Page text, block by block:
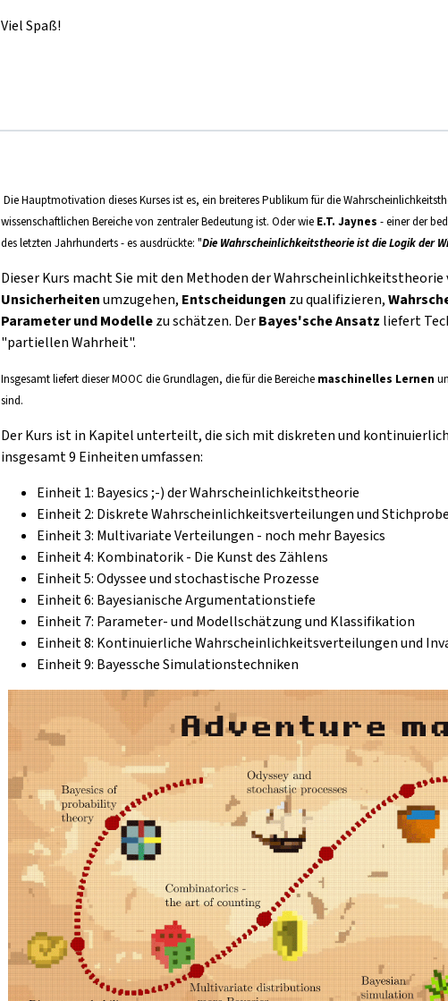
Viel Spaß!
Die Hauptmotivation dieses Kurses ist es, ein breiteres Publikum für die
wissenschaftlichen Bereiche von zentraler Bedeutung ist. Oder wie E.T. Jaynes - einer der
des letzten Jahrhunderts - es ausdrückte: "Die Wahrscheinlichkeitstheorie ist die Logik der
Dieser Kurs macht Sie mit den Methoden der
Unsicherheitenumzugehen, Entscheidungen zu qualifizieren,
Parameter und Modellezu schätzen. DerBayes'sche Ansatz liefert
"partiellen Wahrheit".
Insgesamt liefert dieser MOOC die Grundlagen, die für die Bereiche maschinelles Lernen
sind.
Der Kurs ist in Kapitel unterteilt, die sich mit diskreten und
insgesamt 9 Einheiten umfassen:
Einheit 1: Bayesics ;-) der Wahrscheinlichkeitstheorie
Einheit 2: Diskrete Wahrscheinlichkeitsverteilungen und
Einheit 3: Multivariate Verteilungen - noch mehr Bayesics
Einheit 4: Kombinatorik - Die Kunst des Zählens
Einheit 5: Odyssee und stochastische Prozesse
Einheit 6: Bayesianische Argumentationstiefe
Einheit 7: Parameter- und Modellschätzung und Klassifikation
Einheit 8: Kontinuierliche Wahrscheinlichkeitsverteilungen und
Einheit 9: Bayessche Simulationstechniken